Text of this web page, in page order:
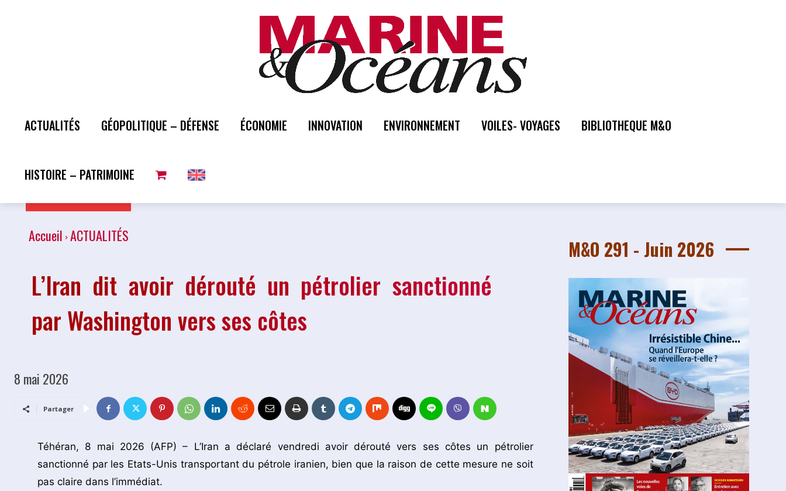
ACTUALITÉS GÉOPOLITIQUE – DÉFENSE ÉCONOMIE INNOVATION ENVIRONNEMENT VOILES- VOYAGES BIBLIOTHEQUE M&O
HISTOIRE – PATRIMOINE
Accueil ACTUALITÉS
L’Iran dit avoir dérouté un pétrolier sanctionné
par Washington vers ses côtes
8 mai 2026
Partager
Téhéran, 8 mai 2026 (AFP) – L’Iran a déclaré vendredi avoir dérouté vers ses côtes un pétrolier
sanctionné par les Etats-Unis transportant du pétrole iranien, bien que la raison de cette mesure ne soit
pas claire dans l’immédiat.
M&O 291 - Juin 2026